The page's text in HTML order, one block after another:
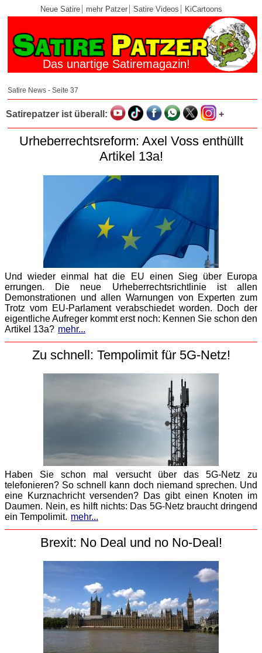
Neue Satire mehr Patzer Satire Videos KiCartoons
Das unartige Satiremagazin!
Satire News - Seite 37
Satirepatzer ist überall: +
Urheberrechtsreform: Axel Voss enthüllt
Artikel 13a!
Und wieder einmal hat die EU einen Sieg über Europa
errungen. Die neue Urheberrechtsrichtlinie ist allen
Demonstrationen und allen Warnungen von Experten zum
Trotz vom EU-Parlament verabschiedet worden. Doch der
eigentliche Aufreger kommt erst noch: Kennen Sie schon den
Artikel 13a? mehr...
Zu schnell: Tempolimit für 5G-Netz!
Haben Sie schon mal versucht über das 5G-Netz zu
telefonieren? So schnell kann doch niemand sprechen. Und
eine Kurznachricht versenden? Das gibt einen Knoten im
Daumen. Nein, es hilft nichts: Das 5G-Netz braucht dringend
ein Tempolimit. mehr...
Brexit: No Deal und no No-Deal!